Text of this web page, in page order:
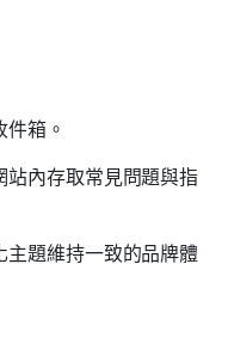
箱。
站內存取常見問題與指
主題維持一致的品牌體